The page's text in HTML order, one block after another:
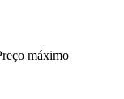
máximo